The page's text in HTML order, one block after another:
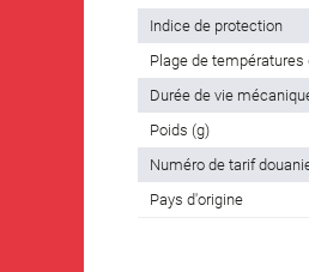
Indice de protection
Plage de températures
Durée de vie
Poids (g)
Numéro de tarif
Pays d'origine